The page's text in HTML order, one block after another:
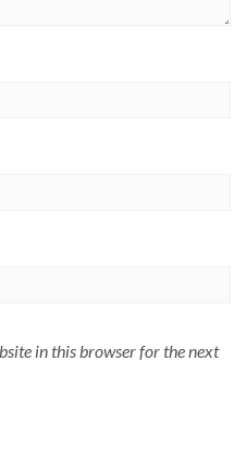
in this browser for the next